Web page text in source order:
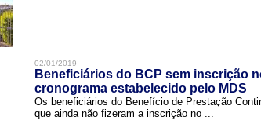
02/01/2019
Beneficiários do BCP sem inscrição
cronograma estabelecido pelo MDS
Os beneficiários do Benefício de Prestação
que ainda não fizeram a inscrição no ...